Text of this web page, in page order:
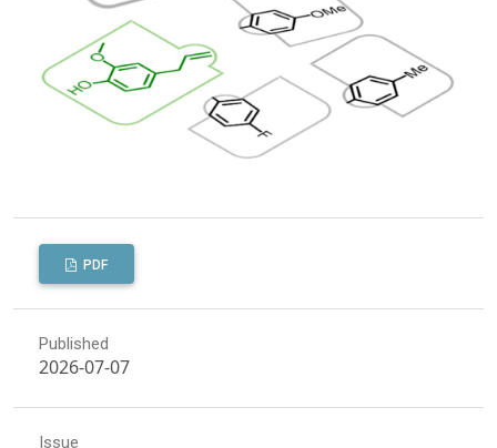
PDF
Published
2026-07-07
Issue